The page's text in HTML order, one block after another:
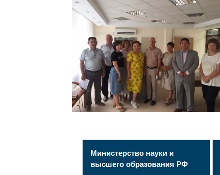
Министерство науки и
высшего образования РФ